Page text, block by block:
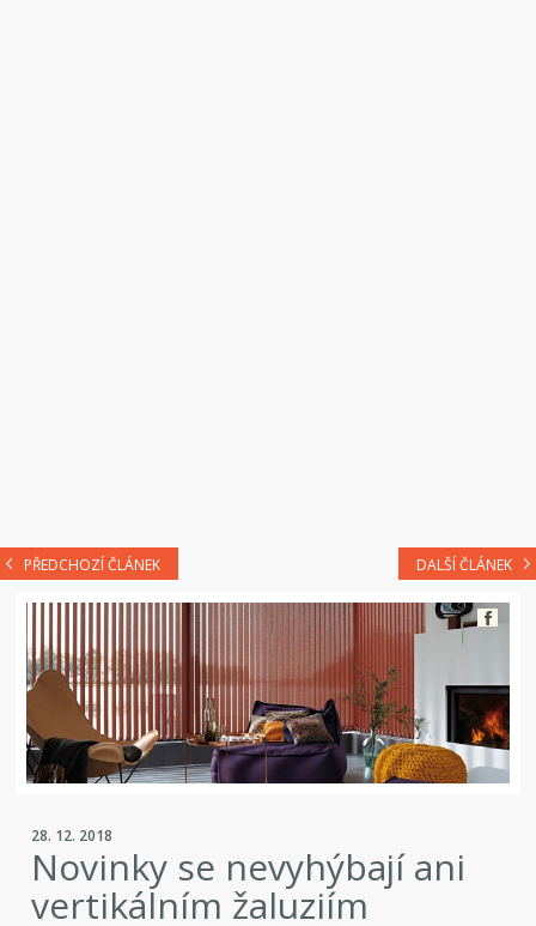
PŘEDCHOZÍ ČLÁNEK DALŠÍ ČLÁNEK
28. 12. 2018
Novinky se nevyhýbají ani
vertikálním žaluziím